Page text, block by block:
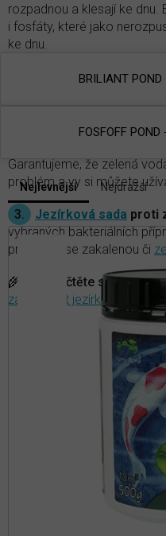
rozpadnou a klesají ke dnu.
i fosfáty, které jako
ke dnu.
Prevence růstu řas—
vody jezírka lze odstranit
Garantujeme, že zelená
problém a vy si můžete
3. Jezírková sada proti
vybraných bakteriálních
problémů se zakalenou či
🌾 Přečtěte si článek
zabezpečit jezírko před
BRILIANT
FOSFOFF
a
z
e
n
p
r
Nejlevnější Nejdražší
V
ý
p
i
s
r
o